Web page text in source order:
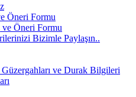
Öneri Formu
ve Öneri Formu
Bizimle Paylaşın..
ve Durak Bilgileri